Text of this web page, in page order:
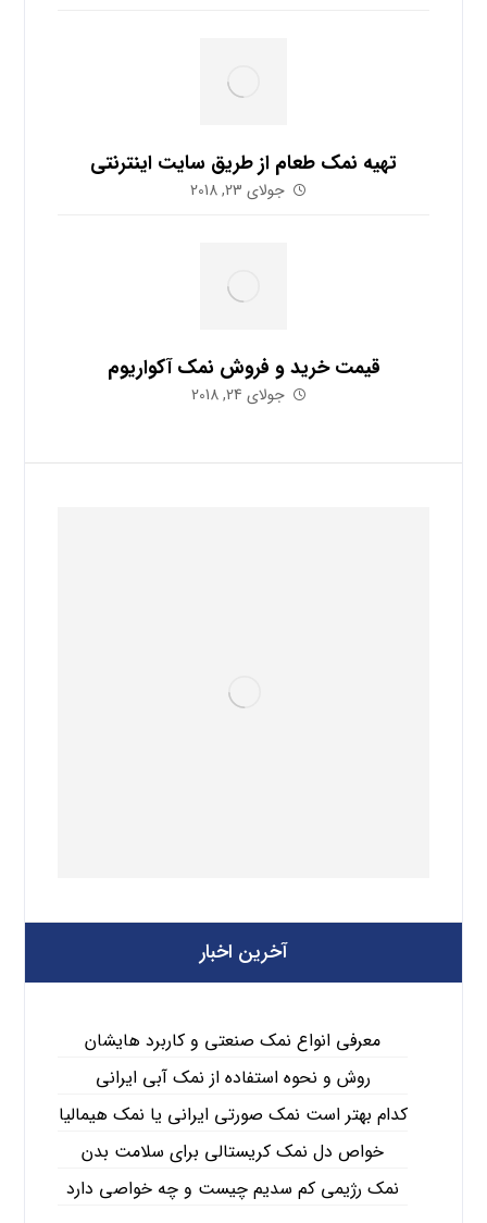
تهیه نمک طعام از طریق سایت اینترنتی
جولای 23, 2018
قیمت خرید و فروش نمک آکواریوم
جولای 24, 2018
آخرین اخبار
معرفی انواع نمک صنعتی و کاربرد هایشان
روش و نحوه استفاده از نمک آبی ایرانی
کدام بهتر است نمک صورتی ایرانی یا نمک هیمالیا
خواص دل نمک کریستالی برای سلامت بدن
نمک رژیمی کم سدیم چیست و چه خواصی دارد